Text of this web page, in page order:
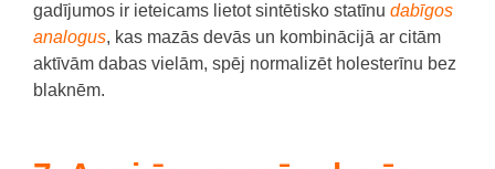
gadījumos ir ieteicams lietot sintētisko statīnu dabīgos
analogus, kas mazās devās un kombinācijā ar citām
aktīvām dabas vielām, spēj normalizēt holesterīnu bez
blaknēm.